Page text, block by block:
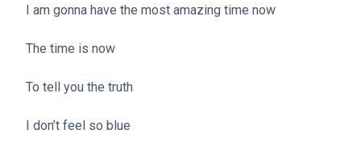
I am gonna have the most amazing time now
The time is now
To tell you the truth
I don’t feel so blue